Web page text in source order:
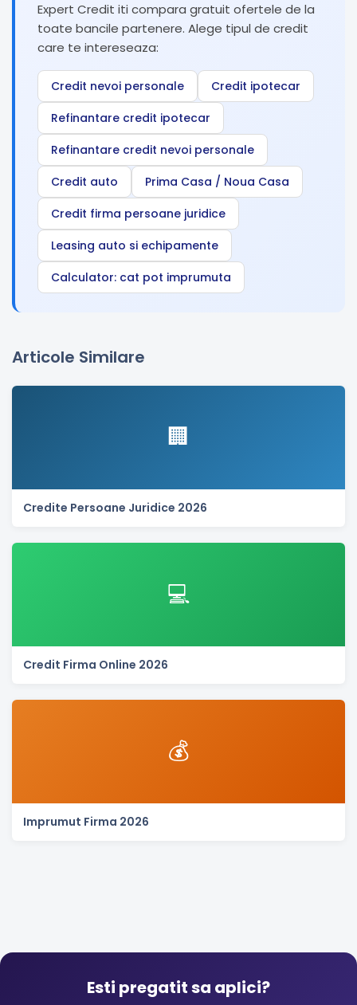
Expert Credit iti compara gratuit ofertele de la
toate bancile partenere. Alege tipul de credit
care te intereseaza:
Credit nevoi personale
Credit ipotecar
Refinantare credit ipotecar
Refinantare credit nevoi personale
Credit auto
Prima Casa / Noua Casa
Credit firma persoane juridice
Leasing auto si echipamente
Calculator: cat pot imprumuta
Articole Similare
🏢
Credite Persoane Juridice 2026
💻
Credit Firma Online 2026
💰
Imprumut Firma 2026
Esti pregatit sa aplici?